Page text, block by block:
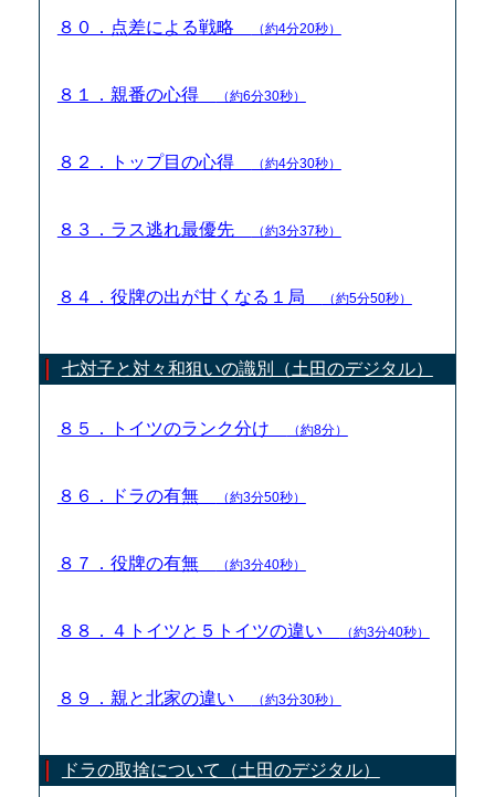
８０．点差による戦略 （約4分20秒）
８１．親番の心得 （約6分30秒）
８２．トップ目の心得 （約4分30秒）
８３．ラス逃れ最優先 （約3分37秒）
８４．役牌の出が甘くなる１局 （約5分50秒）
七対子と対々和狙いの識別（土田のデジタル）
８５．トイツのランク分け （約8分）
８６．ドラの有無 （約3分50秒）
８７．役牌の有無 （約3分40秒）
８８．４トイツと５トイツの違い （約3分40秒）
８９．親と北家の違い （約3分30秒）
ドラの取捨について（土田のデジタル）